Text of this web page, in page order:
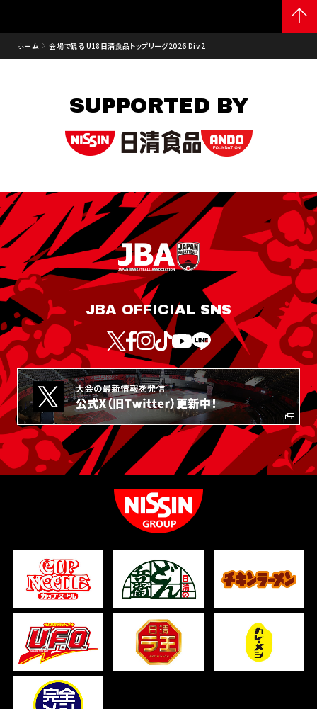
ホーム 会場で観る U18日清食品トップリーグ2026 Div.2
SUPPORTED BY
JBA OFFICIAL SNS